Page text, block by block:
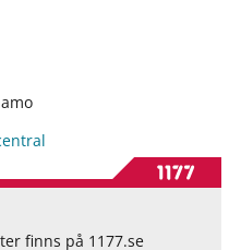
finns på 1177.se